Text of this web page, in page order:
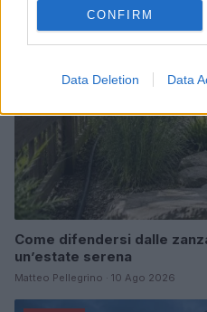
CONFIRM
Data Deletion Data
Come difendersi dalle
un’estate serena
Matteo Pellegrino · 10 Ago 2026